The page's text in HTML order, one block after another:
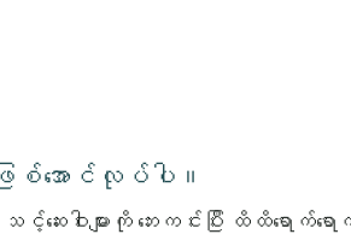
ဖြစ်အောင်လုပ်ပါ။
သင့်ဆေးဝါးများကို ဘေးကင်းပြီး ထိ